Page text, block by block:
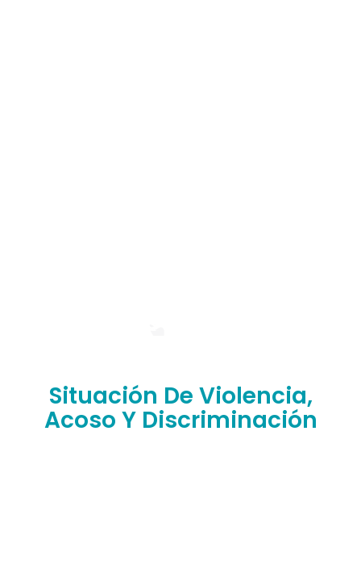
Situación De Violencia,
Acoso Y Discriminación